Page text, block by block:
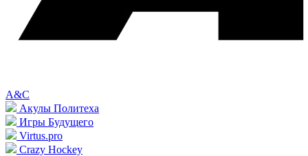
A&C
Акулы Политеха
Игры Будущего
Virtus.pro
Crazy Hockey